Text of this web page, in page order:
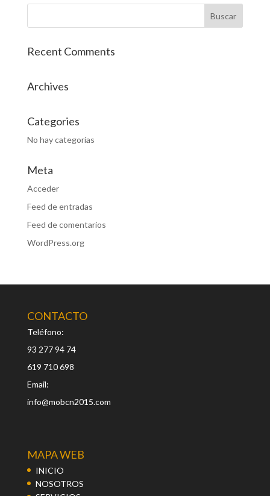
Recent Comments
Archives
Categories
No hay categorías
Meta
Acceder
Feed de entradas
Feed de comentarios
WordPress.org
CONTACTO
Teléfono:
93 277 94 74
619 710 698
Email:
info@mobcn2015.com
MAPA WEB
INICIO
NOSOTROS